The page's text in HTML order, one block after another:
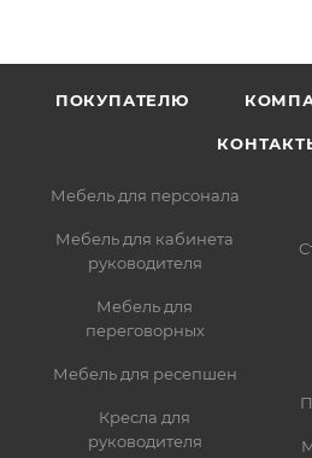
ПОКУПАТЕЛЮ
Мебель для персонала
Мебель для кабинета
руководителя
Мебель для
переговорных
Мебель для ресепшен
Кресла для
руководителя